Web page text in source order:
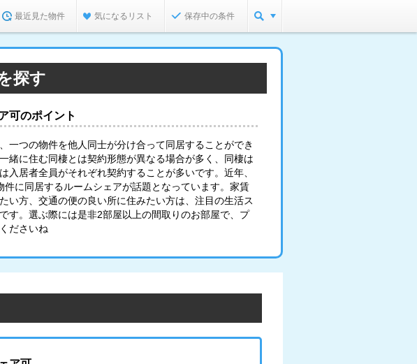
最近見た物件 気になるリスト 保存中の条件
探す
可のポイント
一つの物件を他人同士が分け合って同居することができ
緒に住む同棲とは契約形態が異なる場合が多く、同棲は
入居者全員がそれぞれ契約することが多いです。近年、
に同居するルームシェアが話題となっています。家賃
い方、交通の便の良い所に住みたい方は、注目の生活ス
す。選ぶ際には是非2部屋以上の間取りのお部屋で、プ
ださいね